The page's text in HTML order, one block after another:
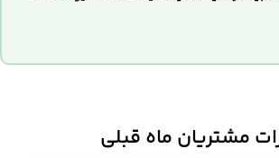
مشتریان ماه قبلی